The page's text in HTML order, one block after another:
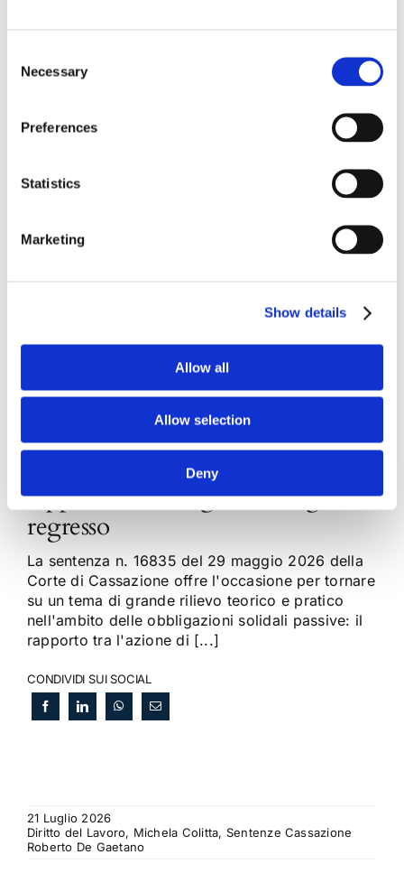
Selection
Necessary
Preferences
Statistics
Marketing
Show details
Allow all
Allow selection
Deny
Obbligazioni solidali passive:
rapporti tra surrogazione legale e
regresso
La sentenza n. 16835 del 29 maggio 2026 della
Corte di Cassazione offre l'occasione per tornare
su un tema di grande rilievo teorico e pratico
nell'ambito delle obbligazioni solidali passive: il
rapporto tra l'azione di [...]
CONDIVIDI SUI SOCIAL
21 Luglio 2026
Diritto del Lavoro, Michela Colitta, Sentenze Cassazione
Roberto De Gaetano